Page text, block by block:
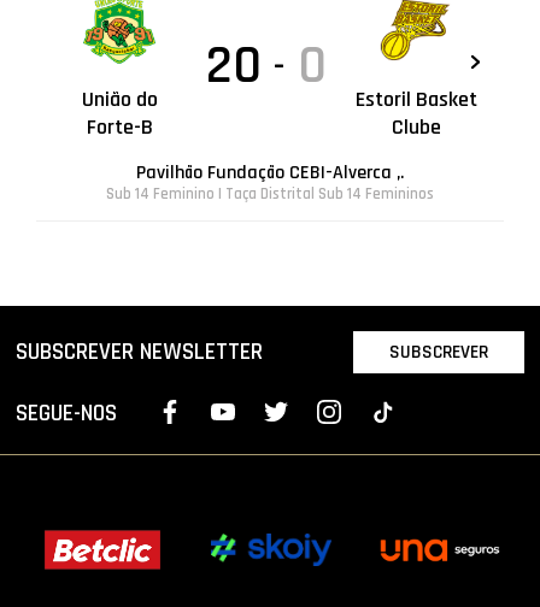
União do
Forte-B
20 - 0
Estoril Basket
Clube
Pavilhão Fundação CEBI-Alverca ,.
Sub 14 Feminino | Taça Distrital Sub 14 Femininos
SUBSCREVER NEWSLETTER SUBSCREVER
SEGUE-NOS